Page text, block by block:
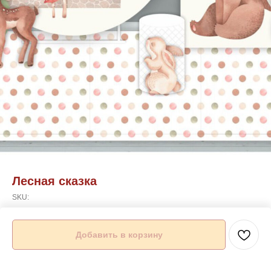
Лесная сказка
SKU:
Добавить в корзину
Подробности можете уточнить по телефону указанному на сайте